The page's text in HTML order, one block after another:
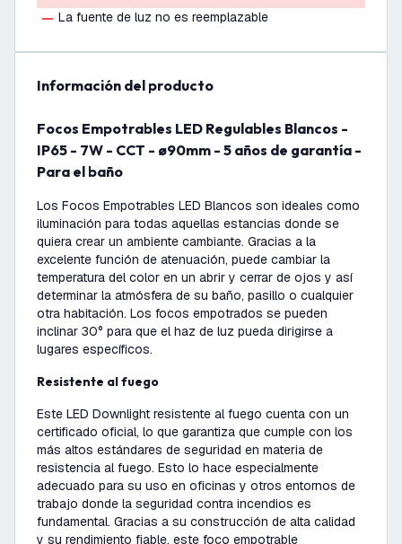
La fuente de luz no es reemplazable
información del producto
Focos Empotrables LED Regulables Blancos -
IP65 - 7W - CCT - ø90mm - 5 años de garantía -
Para el baño
Los Focos Empotrables LED Blancos son ideales como
iluminación para todas aquellas estancias donde se
quiera crear un ambiente cambiante. Gracias a la
excelente función de atenuación, puede cambiar la
temperatura del color en un abrir y cerrar de ojos y así
determinar la atmósfera de su baño, pasillo o cualquier
otra habitación. Los focos empotrados se pueden
inclinar 30° para que el haz de luz pueda dirigirse a
lugares específicos.
Resistente al fuego
Este LED Downlight resistente al fuego cuenta con un
certificado oficial, lo que garantiza que cumple con los
más altos estándares de seguridad en materia de
resistencia al fuego. Esto lo hace especialmente
adecuado para su uso en oficinas y otros entornos de
trabajo donde la seguridad contra incendios es
fundamental. Gracias a su construcción de alta calidad
y su rendimiento fiable, este foco empotrable